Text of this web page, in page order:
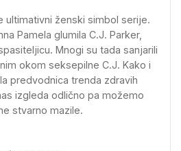
ultimativni ženski simbol serije.
Pamela glumila C.J. Parker,
Mnogi su tada sanjarili
okom seksepilne C.J. Kako i
predvodnica trenda zdravih
izgleda odlično pa možemo
stvarno mazile.